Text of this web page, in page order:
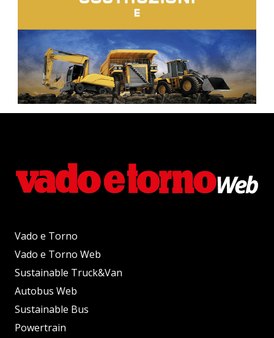
Vado e Torno
Vado e Torno Web
Sustainable Truck&Van
Autobus Web
Sustainable Bus
Powertrain